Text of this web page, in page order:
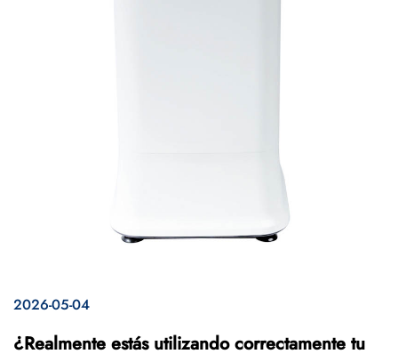
2026-05-04
¿Realmente estás utilizando correctamente tu